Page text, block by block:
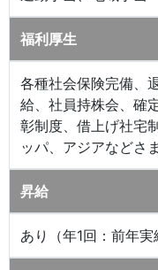
福利厚生
各種社会保険完備、
給、社員持株会、確
彰制度、借上げ社宅
ッパ、アジアなどさ
昇給
あり（年1回：前年